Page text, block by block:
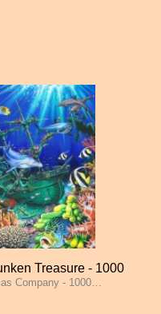
Treasure - 1000
Company - 1000…